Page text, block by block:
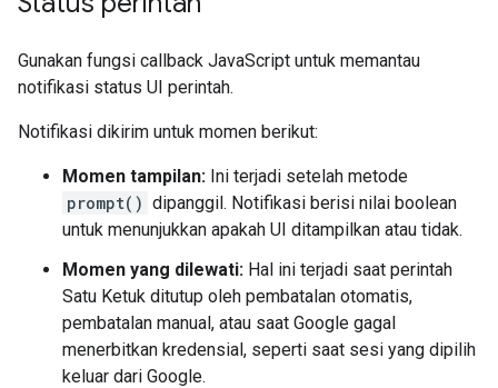
Gunakan fungsi callback JavaScript untuk memantau
notifikasi status UI perintah.
Notifikasi dikirim untuk momen berikut:
Momen tampilan: Ini terjadi setelah metode
prompt() dipanggil. Notifikasi berisi nilai boolean
untuk menunjukkan apakah UI ditampilkan atau tidak.
Momen yang dilewati: Hal ini terjadi saat perintah
Satu Ketuk ditutup oleh pembatalan otomatis,
pembatalan manual, atau saat Google gagal
menerbitkan kredensial, seperti saat sesi yang dipilih
keluar dari Google.